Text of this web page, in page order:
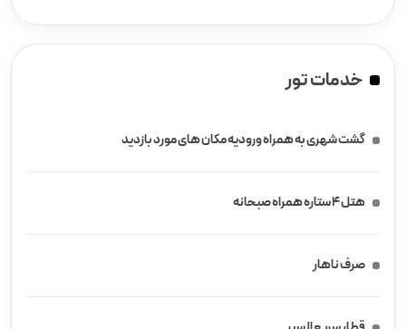
خدمات تور
گشت شهری به همراه ورودیه مکان های مورد بازدید
هتل ۴ ستاره همراه صبحانه
صرف ناهار